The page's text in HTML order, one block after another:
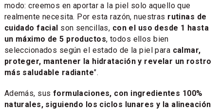
modo: creemos en aportar a la piel solo aquello que
realmente necesita. Por esta razón, nuestras rutinas de
cuidado facial son sencillas, con el uso desde 1 hasta
un máximo de 5 productos, todos ellos bien
seleccionados según el estado de la piel para calmar,
proteger, mantener la hidratación y revelar un rostro
más saludable radiante".
Además, sus formulaciones, con ingredientes 100%
naturales, siguiendo los ciclos lunares y la alineación